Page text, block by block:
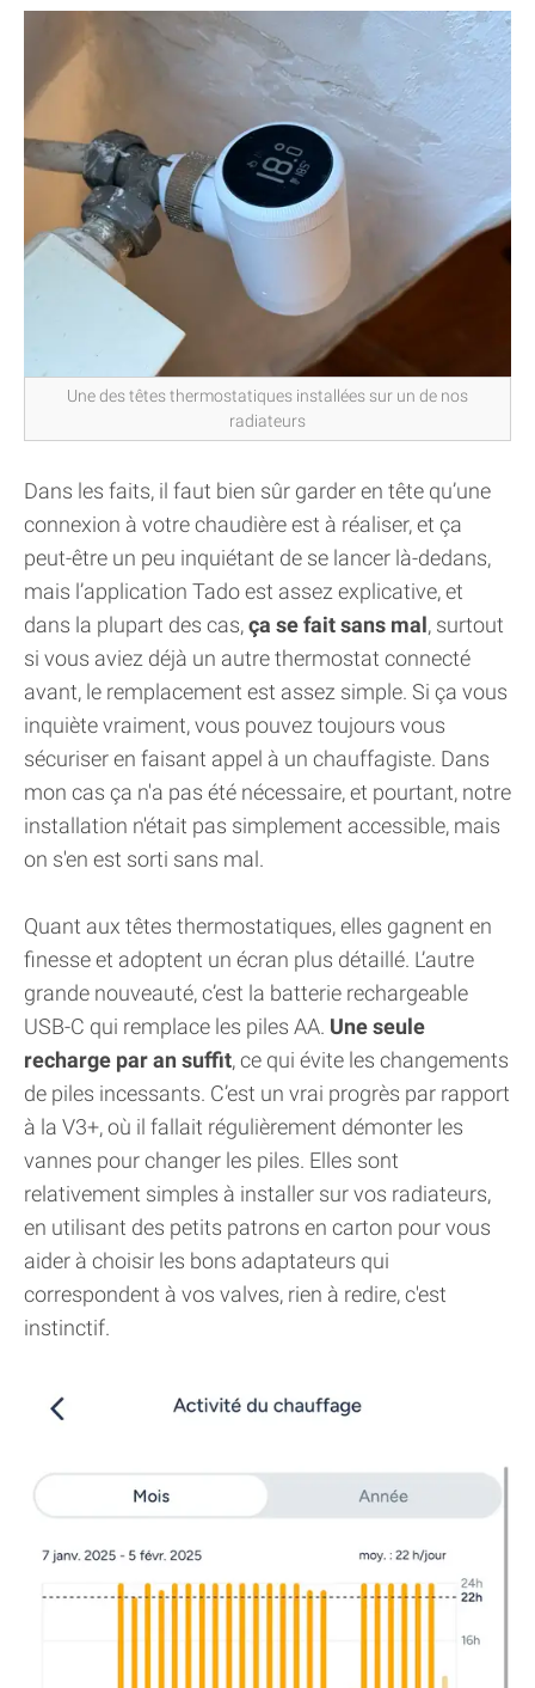
Une des têtes thermostatiques installées sur un de nos
radiateurs
Dans les faits, il faut bien sûr garder en tête qu’une
connexion à votre chaudière est à réaliser, et ça
peut-être un peu inquiétant de se lancer là-dedans,
mais l’application Tado est assez explicative, et
dans la plupart des cas,ça se fait sans mal, surtout
si vous aviez déjà un autre thermostat connecté
avant, le remplacement est assez simple. Si ça vous
inquiète vraiment, vous pouvez toujours vous
sécuriser en faisant appel à un chauffagiste. Dans
mon cas ça n'a pas été nécessaire, et pourtant, notre
installation n'était pas simplement accessible, mais
on s'en est sorti sans mal.
Quant aux têtes thermostatiques, elles gagnent en
finesse et adoptent un écran plus détaillé. L’autre
grande nouveauté, c’est la batterie rechargeable
USB-C qui remplace les piles AA. Une seule
recharge par an suffit, ce qui évite les changements
de piles incessants. C’est un vrai progrès par rapport
à la V3+, où il fallait régulièrement démonter les
vannes pour changer les piles. Elles sont
relativement simples à installer sur vos radiateurs,
en utilisant des petits patrons en carton pour vous
aider à choisir les bons adaptateurs qui
correspondent à vos valves, rien à redire, c'est
instinctif.